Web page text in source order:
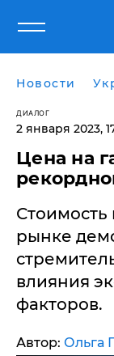
Новости
ДИАЛОГ
2 января 2023,
Цена на
Стоимость
рынке
влияния
факторов.
Автор: Ольга